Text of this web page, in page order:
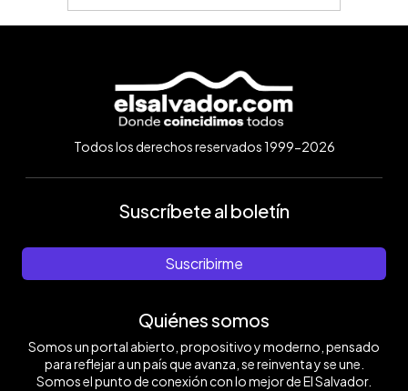
Todos los derechos reservados 1999-2026
Suscríbete al boletín
Suscribirme
Quiénes somos
Somos un portal abierto, propositivo y moderno, pensado
para reflejar a un país que avanza, se reinventa y se une.
Somos el punto de conexión con lo mejor de El Salvador.